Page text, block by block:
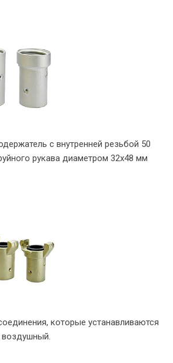
с внутренней резьбой 50
рукава диаметром 32х48 мм
которые устанавливаются